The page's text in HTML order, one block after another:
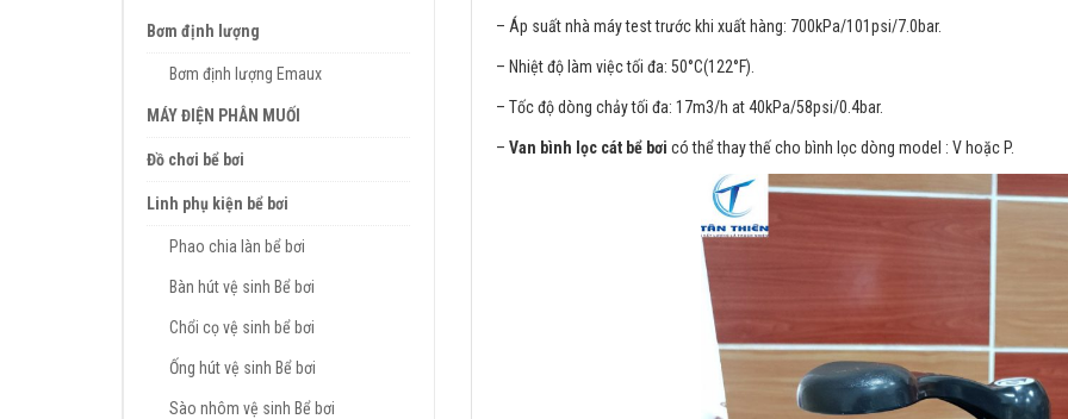
– Áp suất nhà máy test trước khi xuất hàng: 700kPa/101psi/7.0bar.
– Nhiệt độ làm việc tối đa: 50°C(122°F).
– Tốc độ dòng chảy tối đa: 17m3/h at 40kPa/58psi/0.4bar.
– Van bình lọc cát bể bơi có thể thay thế cho bình lọc dòng model : V hoặc P.
Bơm định lượng
Bơm định lượng Emaux
MÁY ĐIỆN PHÂN MUỐI
Đồ chơi bể bơi
Linh phụ kiện bể bơi
Phao chia làn bể bơi
Bàn hút vệ sinh Bể bơi
Chổi cọ vệ sinh bể bơi
Ống hút vệ sinh Bể bơi
Sào nhôm vệ sinh Bể bơi